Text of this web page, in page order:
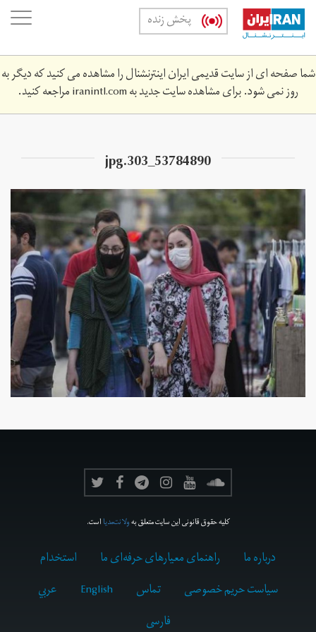
Skip
main
content
پخش زنده
شما صفحه ای از سایت قدیمی ایران اینترنشنال را مشاهده می کنید که دیگر به
روز نمی شود. برای مشاهده سایت جدید بهiranintl.comمراجعه کنید.
53784890_303.jpg
کلیه حقوق قانونی این سایت متعلق بهولانت‌مدیااست.
درباره ما راهنمای معیارهای حرفه‌ای ما
استخدام
سیاست حریم خصوصی
تماس English
عربي
فارسى